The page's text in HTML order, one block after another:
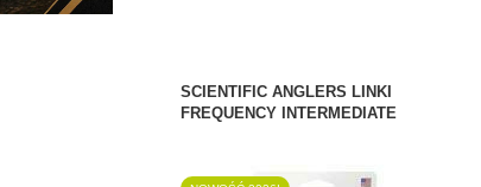
SCIENTIFIC ANGLERS LINKI
FREQUENCY INTERMEDIATE